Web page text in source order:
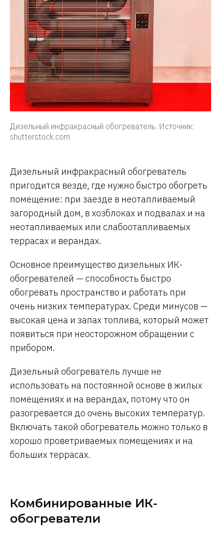
Дизельный инфракрасный обогреватель. Источник:
shutterstock.com
Дизельный инфракрасный обогреватель
пригодится везде, где нужно быстро обогреть
помещение: при заезде в неотапливаемый
загородный дом, в хозблоках и подвалах и на
неотапливаемых или слабоотапливаемых
террасах и верандах.
Основное преимущество дизельных ИК-
обогревателей — способность быстро
обогревать пространство и работать при
очень низких температурах. Среди минусов —
высокая цена и запах топлива, который может
появиться при неосторожном обращении с
прибором.
Дизельный обогреватель лучше не
использовать на постоянной основе в жилых
помещениях и на верандах, потому что он
разогревается до очень высоких температур.
Включать такой обогреватель можно только в
хорошо проветриваемых помещениях и на
больших террасах.
Комбинированные ИК-
обогреватели